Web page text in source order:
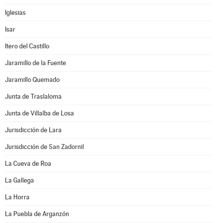
Iglesias
Isar
Itero del Castillo
Jaramillo de la Fuente
Jaramillo Quemado
Junta de Traslaloma
Junta de Villalba de Losa
Jurisdicción de Lara
Jurisdicción de San Zadornil
La Cueva de Roa
La Gallega
La Horra
La Puebla de Arganzón